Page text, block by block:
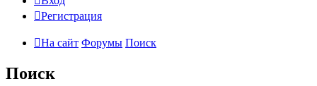
Регистрация
На сайт Форумы Поиск
Поиск